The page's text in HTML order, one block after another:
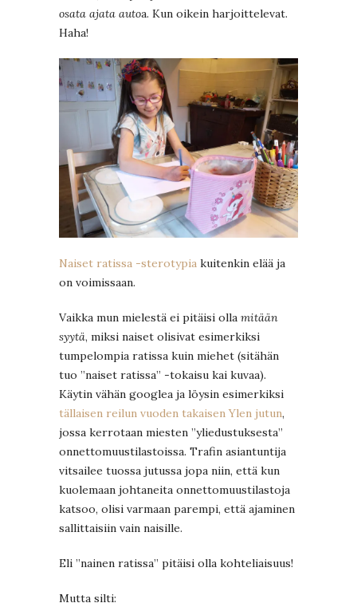
osata ajata autoa. Kun oikein harjoittelevat.
Haha!
Naiset ratissa -sterotypia kuitenkin elää ja
on voimissaan.
Vaikka mun mielestä ei pitäisi olla mitään
syytä, miksi naiset olisivat esimerkiksi
tumpelompia ratissa kuin miehet (sitähän
tuo ”naiset ratissa” -tokaisu kai kuvaa).
Käytin vähän googlea ja löysin esimerkiksi
tällaisen reilun vuoden takaisen Ylen jutun,
jossa kerrotaan miesten ”yliedustuksesta”
onnettomuustilastoissa. Trafin asiantuntija
vitsailee tuossa jutussa jopa niin, että kun
kuolemaan johtaneita onnettomuustilastoja
katsoo, olisi varmaan parempi, että ajaminen
sallittaisiin vain naisille.
Eli ”nainen ratissa” pitäisi olla kohteliaisuus!
Mutta silti: